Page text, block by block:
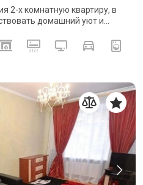
2-х комнатную квартиру, в
домашний уют и...